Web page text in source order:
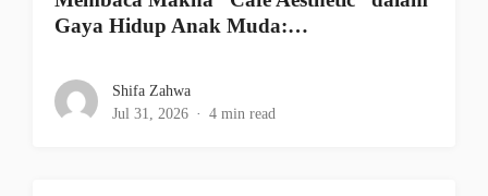
Gaya Hidup Anak Muda:…
Shifa Zahwa
Jul 31, 2026
4 min read